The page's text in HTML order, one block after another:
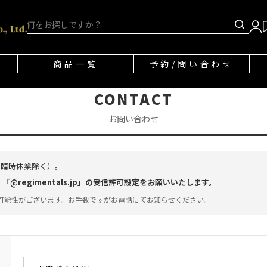
商品一覧 予約/問い合わせ
CONTACT
お問い合わせ
時休業除く）。
@regimentals.jp」の受信許可設定をお願いいたします。
性がございます。お手数ですがお電話にてお知らせください。